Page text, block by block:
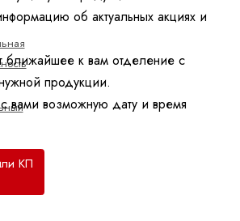
об актуальных акциях и
ближайшее к вам отделение с
продукции.
вами возможную дату и время
КП